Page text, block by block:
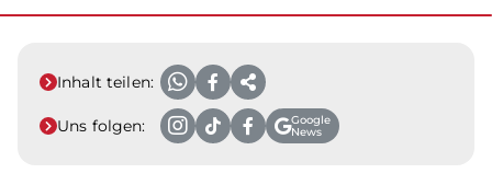
Inhalt teilen:
Uns folgen:
Google
News